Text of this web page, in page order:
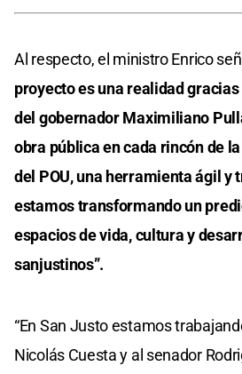
Al respecto, el ministro Enrico
proyecto es una realidad
del gobernador Maximiliano
obra pública en cada rincón de
del POU, una herramienta ágil y
estamos transformando un
espacios de vida, cultura y
sanjustinos”.
“En San Justo estamos
Nicolás Cuesta y al senador